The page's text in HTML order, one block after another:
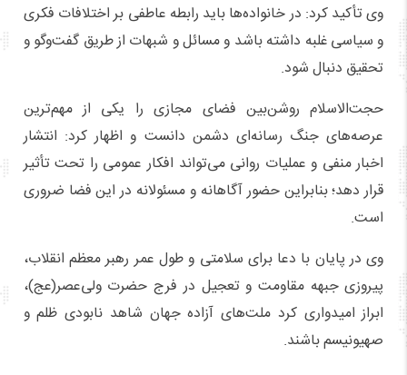
وی تأکید کرد: در خانواده‌ها باید رابطه عاطفی بر اختلافات فکری
و سیاسی غلبه داشته باشد و مسائل و شبهات از طریق گفت‌وگو و
تحقیق دنبال شود.
حجت‌الاسلام روشن‌بین فضای مجازی را یکی از مهم‌ترین
عرصه‌های جنگ رسانه‌ای دشمن دانست و اظهار کرد: انتشار
اخبار منفی و عملیات روانی می‌تواند افکار عمومی را تحت تأثیر
قرار دهد؛ بنابراین حضور آگاهانه و مسئولانه در این فضا ضروری
است.
وی در پایان با دعا برای سلامتی و طول عمر رهبر معظم انقلاب،
پیروزی جبهه مقاومت و تعجیل در فرج حضرت ولی‌عصر(عج)،
ابراز امیدواری کرد ملت‌های آزاده جهان شاهد نابودی ظلم و
صهیونیسم باشند.